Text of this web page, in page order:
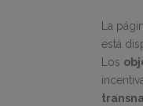
La
está
Los